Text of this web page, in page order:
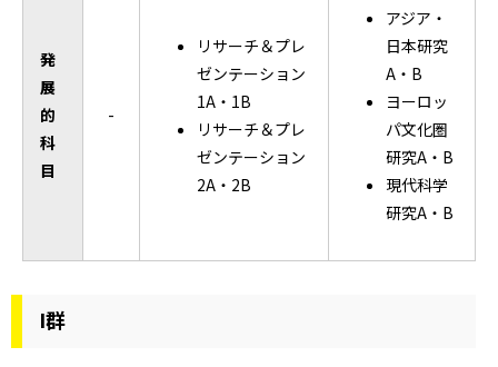
発
展
的
科
目
-
リサーチ＆プレ
ゼンテーション
1A・1B
リサーチ＆プレ
ゼンテーション
2A・2B
アジア・
日本研究
A・B
ヨーロッ
パ文化圏
研究A・B
現代科学
研究A・B
I群